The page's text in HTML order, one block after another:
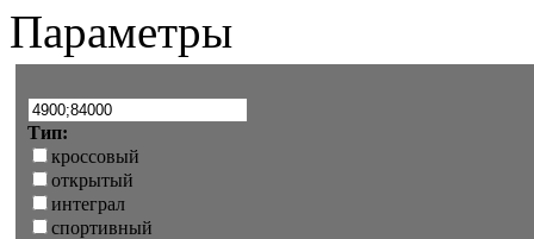
Параметры
Тип:
кроссовый
открытый
интеграл
спортивный